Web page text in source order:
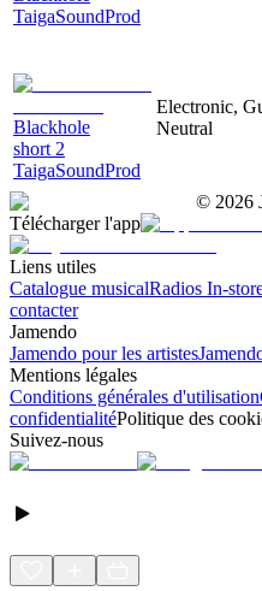
TaigaSoundProd
Blackhole
short 2
TaigaSoundProd
Electronic,
Neutral
© 2026
Télécharger l'app
Liens utiles
Catalogue musicalRadios In-
contacter
Jamendo
Jamendo pour les artistes
Mentions légales
Conditions générales d'utilisation
confidentialitéPolitique des
Suivez-nous